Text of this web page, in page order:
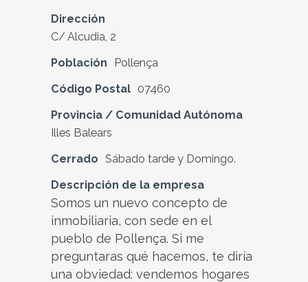
Dirección
C/ Alcudia, 2
Población
Pollença
Código Postal 07460
Provincia / Comunidad Autónoma
Illes Balears
Cerrado Sábado tarde y Domingo.
Descripción de la empresa
Somos un nuevo concepto de
inmobiliaria, con sede en el
pueblo de Pollença. Si me
preguntaras qué hacemos, te diría
una obviedad: vendemos hogares